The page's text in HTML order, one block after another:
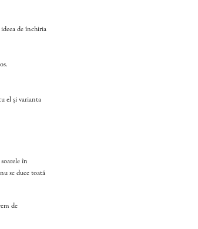
de închiria
el și varianta
în
se duce toată
de